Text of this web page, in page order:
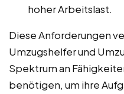
hoher Arbeitslast.
Diese Anforderungen
Umzugshelfer und
Spektrum an
benötigen, um ihre